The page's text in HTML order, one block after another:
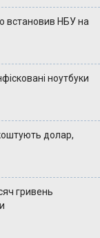
встановив НБУ на
ноутбуки
долар,
гривень